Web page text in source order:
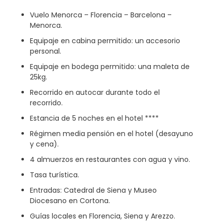
Vuelo Menorca – Florencia – Barcelona –
Menorca.
Equipaje en cabina permitido: un accesorio
personal.
Equipaje en bodega permitido: una maleta de
25kg.
Recorrido en autocar durante todo el
recorrido.
Estancia de 5 noches en el hotel ****
Régimen media pensión en el hotel (desayuno
y cena).
4 almuerzos en restaurantes con agua y vino.
Tasa turística.
Entradas: Catedral de Siena y Museo
Diocesano en Cortona.
Guías locales en Florencia, Siena y Arezzo.